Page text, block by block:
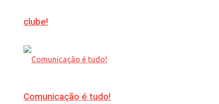
clube!
Comunicação é tudo!